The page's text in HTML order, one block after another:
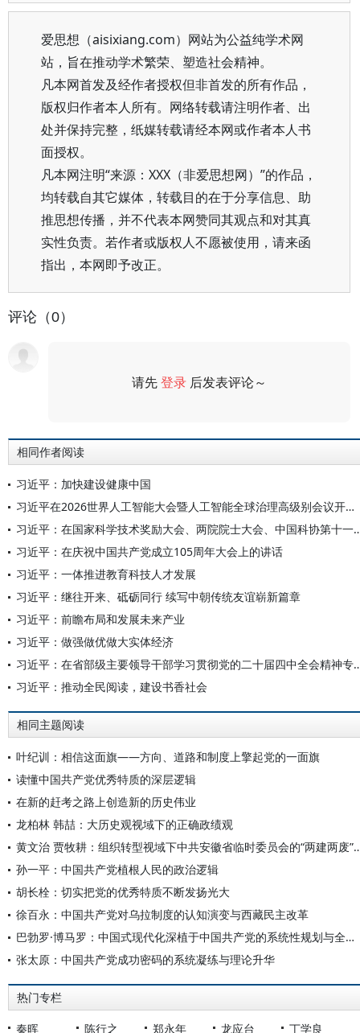
爱思想（aisixiang.com）网站为公益纯学术网
站，旨在推动学术繁荣、塑造社会精神。
凡本网首发及经作者授权但非首发的所有作品，
版权归作者本人所有。网络转载请注明作者、出
处并保持完整，纸媒转载请经本网或作者本人书
面授权。
凡本网注明“来源：XXX（非爱思想网）”的作品，
均转载自其它媒体，转载目的在于分享信息、助
推思想传播，并不代表本网赞同其观点和对其真
实性负责。若作者或版权人不愿被使用，请来函
指出，本网即予改正。
评论（0）
请先登录 后发表评论～
相同作者阅读
习近平：加快建设健康中国
习近平在2026世界人工智能大会暨人工智能全球治理高级别会议开幕式上的主旨讲话（全文）
习近平：在国家科学技术奖励大会、
习近平：在庆祝中国共产党成立105周年大会上的讲话
习近平：一体推进教育科技人才发展
习近平：继往开来、砥砺同行 续写中朝传统友谊崭新篇章
习近平：前瞻布局和发展未来产业
习近平：做强做优做大实体经济
习近平：在省部级主要领导干部学
习近平：推动全民阅读，建设书香社会
相同主题阅读
叶纪训：相信这面旗——方向、道路和制度上擎起党的一面旗
读懂中国共产党优秀特质的深层逻辑
在新的赶考之路上创造新的历史伟业
龙柏林 韩喆：大历史观视域下的正确政绩观
黄文治 贾牧耕：组织转型视域下中
孙一平：中国共产党植根人民的政治逻辑
胡长栓：切实把党的优秀特质不断发扬光大
徐百永：中国共产党对乌拉制度的认知演变与西藏民主改革
巴勃罗·博马罗：中国式现代化深植于中国共产党的系统性规划与全方位治理实践
张太原：中国共产党成功密码的系统凝练与理论升华
热门专栏
秦晖 陈行之 郑永年 龙应台 丁学良